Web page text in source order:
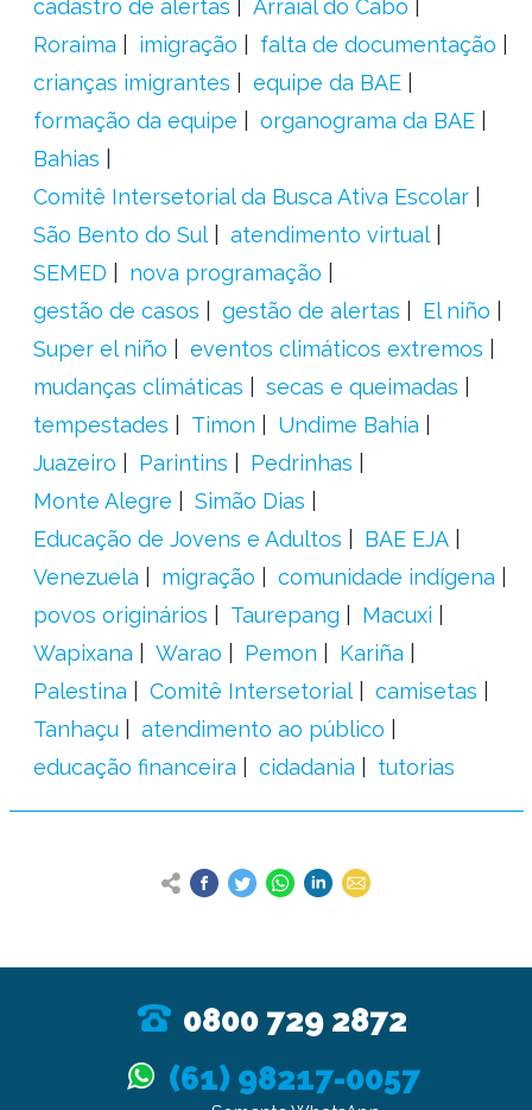
cadastro de alertas
Arraial do Cabo
Roraima
imigração
falta de documentação
crianças imigrantes
equipe da BAE
formação da equipe
organograma da BAE
Bahias
Comitê Intersetorial da Busca Ativa Escolar
São Bento do Sul
atendimento virtual
SEMED
nova programação
gestão de casos
gestão de alertas
El niño
Super el niño
eventos climáticos extremos
mudanças climáticas
secas e queimadas
tempestades
Timon
Undime Bahia
Juazeiro
Parintins
Pedrinhas
Monte Alegre
Simão Dias
Educação de Jovens e Adultos
BAE EJA
Venezuela
migração
comunidade indígena
povos originários
Taurepang
Macuxi
Wapixana
Warao Pemon
Kariña
Palestina
Comitê Intersetorial
camisetas
Tanhaçu
atendimento ao público
educação financeira
cidadania tutorias
0800 729 2872
(61) 98217-0057